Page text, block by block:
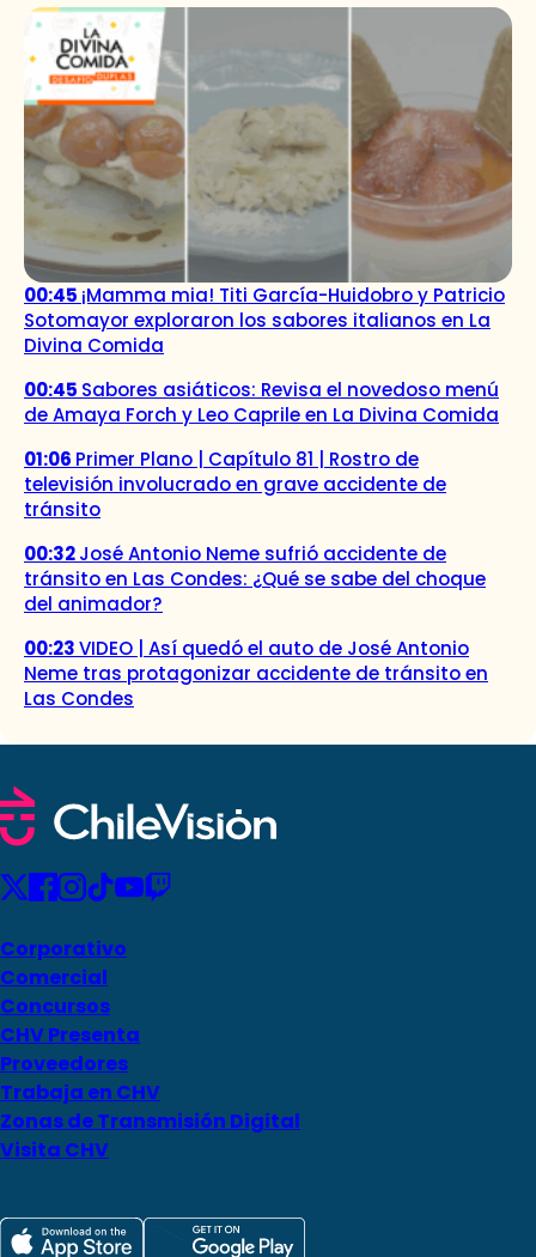
00:45 ¡Mamma mia! Titi García-Huidobro y Patricio
Sotomayor exploraron los sabores italianos en La
Divina Comida
00:45 Sabores asiáticos: Revisa el novedoso menú
de Amaya Forch y Leo Caprile en La Divina Comida
01:06 Primer Plano | Capítulo 81 | Rostro de
televisión involucrado en grave accidente de
tránsito
00:32José Antonio Neme sufrió accidente de
tránsito en Las Condes: ¿Qué se sabe del choque
del animador?
00:23VIDEO | Así quedó el auto de José Antonio
Neme tras protagonizar accidente de tránsito en
Las Condes
Corporativo
Comercial
Concursos
CHV Presenta
Proveedores
Trabaja en CHV
Zonas de Transmisión Digital
Visita CHV